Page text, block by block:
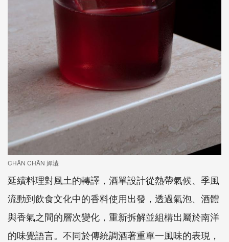
CHĂN CHĂN 嬋潹
延續料理對風土的轉譯，酒單設計從熱帶氣候、季風
流動到飲食文化中的香料使用出發，透過氣泡、酒體
與香氣之間的層次變化，重新拆解並組構出屬於南洋
的味覺語言。不同於傳統調酒著重單一風味的表現，